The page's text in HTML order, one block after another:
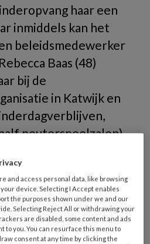
haar een
inmiddels kan het
beleidsmedewerker
Baas (48)
bij de
in Katwijk en
peuterspeelzalen).
and access personal data, like browsing
device. Selecting I Accept enables
the purposes shown under we and our
Selecting Reject All or withdrawing your
are disabled, some content and ads
to you. You can resurface this menu to
consent at any time by clicking the